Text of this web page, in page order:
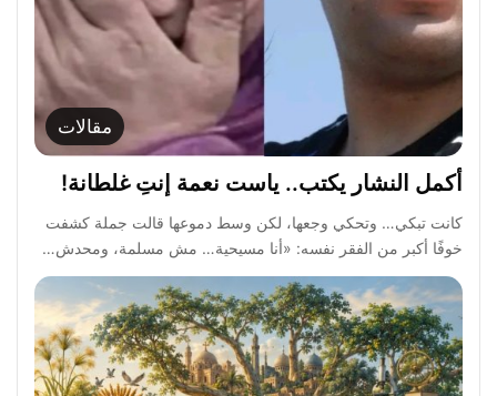
مقالات
أكمل النشار يكتب.. ياست نعمة إنتِ غلطانة!
كانت تبكي… وتحكي وجعها، لكن وسط دموعها قالت جملة كشفت
خوفًا أكبر من الفقر نفسه: «أنا مسيحية… مش مسلمة، ومحدش…